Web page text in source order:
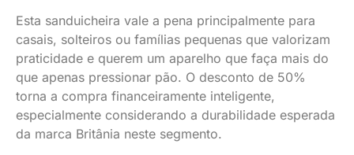
Esta sanduicheira vale a pena principalmente para
casais, solteiros ou famílias pequenas que valorizam
praticidade e querem um aparelho que faça mais do
que apenas pressionar pão. O desconto de 50%
torna a compra financeiramente inteligente,
especialmente considerando a durabilidade esperada
da marca Britânia neste segmento.